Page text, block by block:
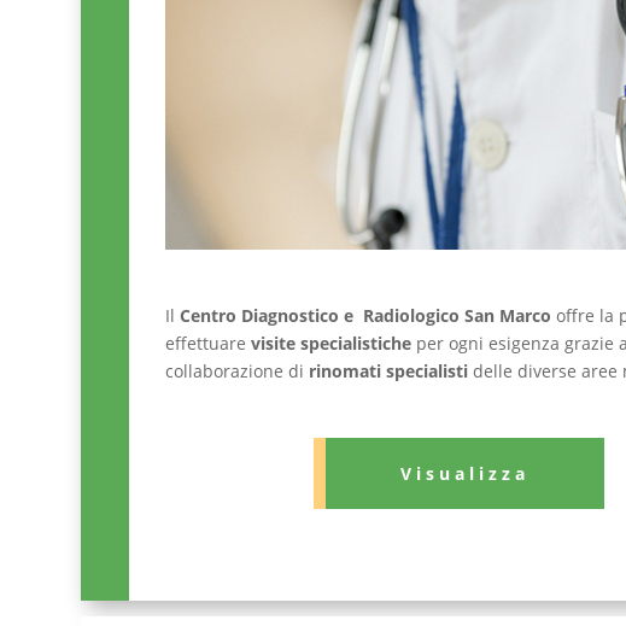
Il Centro Diagnostico e Radiologico San Marco offre la
effettuare visite specialisticheper ogni esigenza grazie
collaborazione di rinomati specialistidelle diverse aree
Visualizza